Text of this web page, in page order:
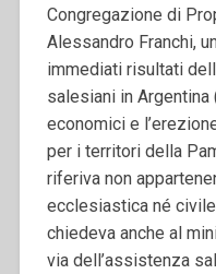
Congregazione di
Alessandro Franchi,
immediati risultati
salesiani in
economici e
per i territori della
riferiva non
ecclesiastica né
chiedeva anche al
via dell’assistenza